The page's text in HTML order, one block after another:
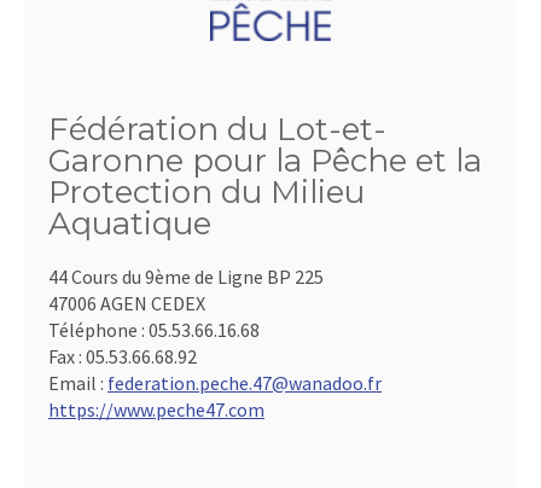
Fédération du Lot-et-
Garonne pour la Pêche et la
Protection du Milieu
Aquatique
44 Cours du 9ème de Ligne BP 225
47006 AGEN CEDEX
Téléphone : 05.53.66.16.68
Fax : 05.53.66.68.92
Email : federation.peche.47@wanadoo.fr
https://www.peche47.com